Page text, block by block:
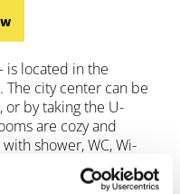
is located in the
city center can be
or by taking the U-
are cozy and
shower, WC, Wi-
we await you
you a good start